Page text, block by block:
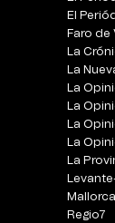
El
Faro de
La
La
La
La
La
La
La
Regio7